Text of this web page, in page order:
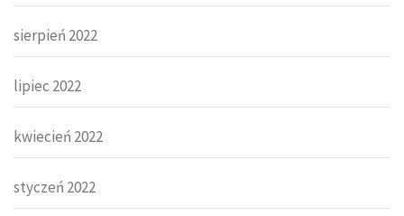
sierpień 2022
lipiec 2022
kwiecień 2022
styczeń 2022